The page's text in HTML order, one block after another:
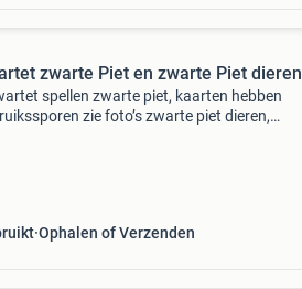
zwarte Piet en zwarte Piet dieren
spellen zwarte piet, kaarten hebben
zie foto’s zwarte piet dieren,
Ophalen of Verzenden